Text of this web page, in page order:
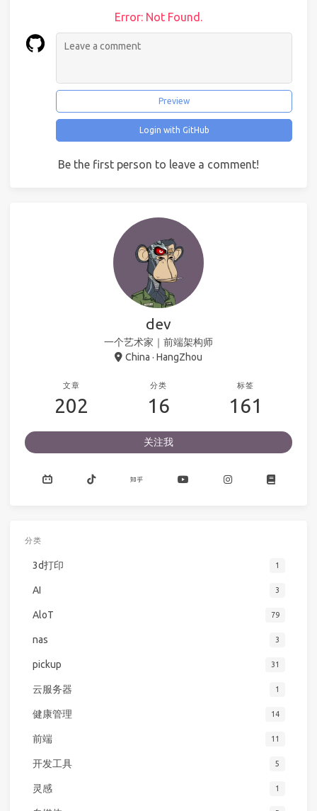
Error: Not Found.
Preview
Login with GitHub
Be the first person to leave a comment!
dev
一个艺术家｜前端架构师
China · HangZhou
文章
202
分类
16
标签
161
关注我
分类
3d打印 1
AI 3
AloT 79
nas 3
pickup 31
云服务器 1
健康管理 14
前端 11
开发工具 5
灵感 1